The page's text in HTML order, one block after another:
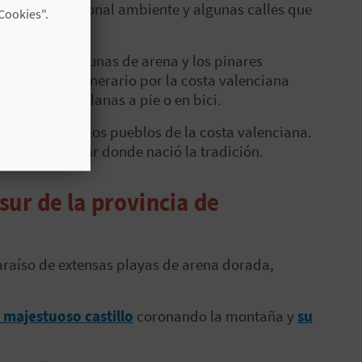
su excepcional ambiente y algunas calles que
donde las dunas de arena y los pinares
para un itinerario por la costa valenciana
y sus rutas llanas a pie o en bici.
por los pueblos de la costa valenciana.
en el lugar donde nació la tradición.
de la provincia de
de extensas playas de arena dorada,
majestuoso castillo coronando la montaña ysu